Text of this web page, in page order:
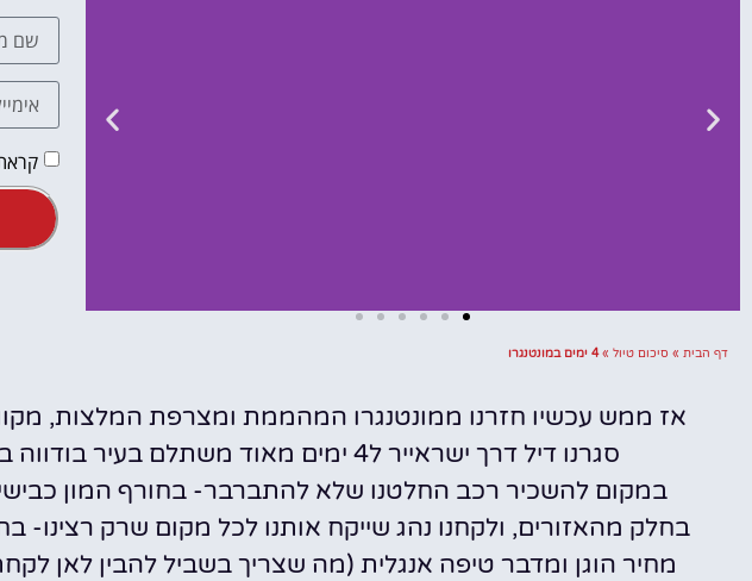
השכרת
רכב
השוואת מחירים
דף הבית » סיכום טיול »4 ימים במונטנגרו
אז ממש עכשיו חזרנו ממונטנגרו המהממת ומצרפת המלצות,
סגרנו דיל דרך ישראייר ל4 ימים מאוד משתלם בעיר בודווה במקום מרכזי על החוף.
במקום להשכיר רכב החלטנו שלא להתברבר- בחורף המון
בחלק מהאזורים, ולקחנו נהג שייקח אותנו לכל מקום שרק רצינו-
מחיר הוגן ומדבר טיפה אנגלית (מה שצריך בשביל להבין לאן